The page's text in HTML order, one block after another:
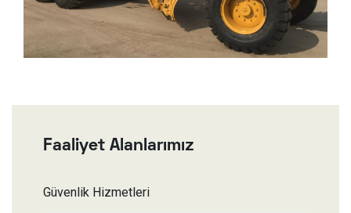
Faaliyet Alanlarımız
Güvenlik Hizmetleri